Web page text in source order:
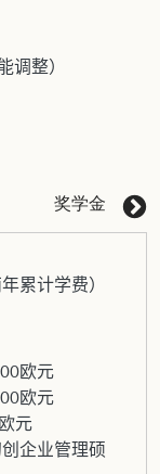
整）
奖学金
累计学费）
欧元
欧元
元
企业管理硕